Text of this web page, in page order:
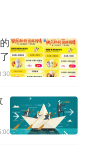
至230亿
加7.6个百分点
营销及推广力
格竞争力，从
度与黏性以应